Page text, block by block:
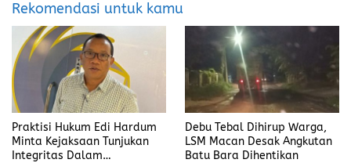
Rekomendasi untuk kamu
Praktisi Hukum Edi Hardum
Minta Kejaksaan Tunjukan
Integritas Dalam
Debu Tebal Dihirup Warga,
LSM Macan Desak Angkutan
Batu Bara Dihentikan